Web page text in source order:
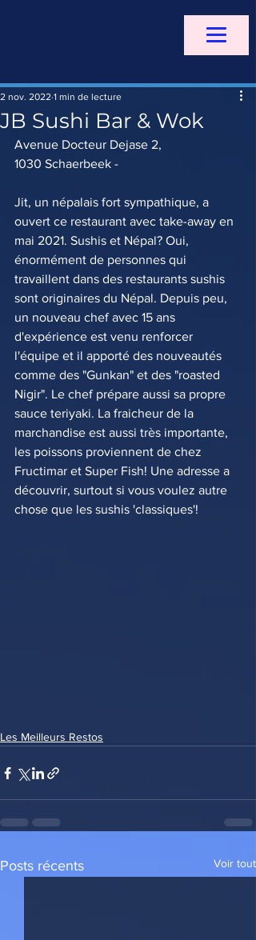
JB Sushi Bar & Wok
2 nov. 2022 1 min de lecture
Avenue Docteur Dejase 2,
1030 Schaerbeek -
Jit, un népalais fort sympathique, a
ouvert ce restaurant avec take-away en
mai 2021. Sushis et Népal? Oui,
énormément de personnes qui
travaillent dans des restaurants sushis
sont originaires du Népal. Depuis peu,
un nouveau chef avec 15 ans
d'expérience est venu renforcer
l'équipe et il apporté des nouveautés
comme des "Gunkan" et des "roasted
Nigir". Le chef prépare aussi sa propre
sauce teriyaki. La fraicheur de la
marchandise est aussi très importante,
les poissons proviennent de chez
Fructimar et Super Fish! Une adresse a
découvrir, surtout si vous voulez autre
chose que les sushis 'classiques'!
Les Meilleurs Restos
Posts récents Voir tout